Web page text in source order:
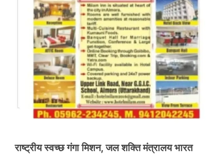
राष्ट्रीय स्वच्छ गंगा मिशन, जल शक्ति मंत्रालय भारत